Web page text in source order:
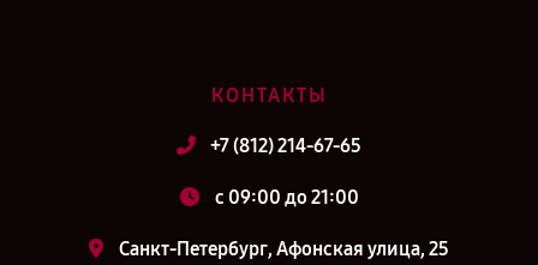
КОНТАКТЫ
+7 (812) 214-67-65
c 09:00 до 21:00
Санкт-Петербург, Афонская улица, 25